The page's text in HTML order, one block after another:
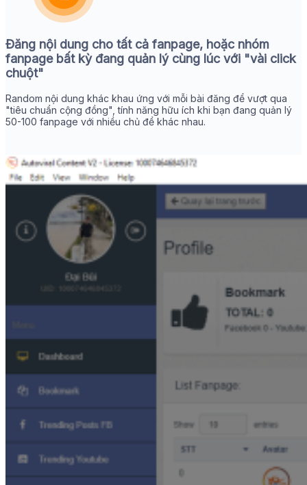
Đăng nội dung cho tất cả fanpage, hoặc nhóm
fanpage bất kỳ đang quản lý cùng lúc với "vài click
chuột"
Random nội dung khác khau ứng với mỗi bài đăng để vượt qua
"tiêu chuẩn cộng đồng", tính năng hữu ích khi bạn đang quản lý
50-100 fanpage với nhiều chủ đề khác nhau.